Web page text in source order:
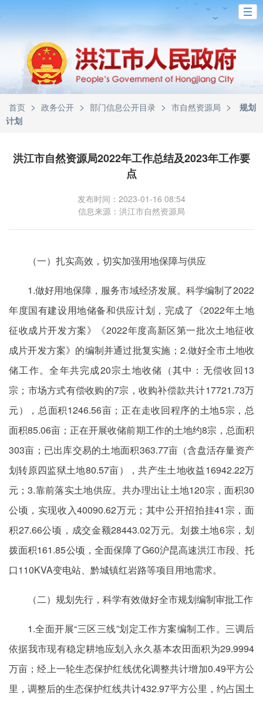
首页 > 政务公开 > 部门信息公开目录 > 市自然资源局 >
规划
计划
洪江市自然资源局2022年工作总结及2023年工作要
点
发布时间：2023-01-16 08:54
信息来源：洪江市自然资源局
（一）扎实高效，切实加强用地保障与供应
1.做好用地保障，服务市域经济发展。科学编制了2022
年度国有建设用地储备和供应计划，完成了《2022年土地
征收成片开发方案》《2022年度高新区第一批次土地征收
成片开发方案》的编制并通过批复实施；2.做好全市土地收
储工作。全年共完成20宗土地收储（其中：无偿收回13
宗；市场方式有偿收购的7宗，收购补偿款共计17721.73万
元），总面积1246.56亩；正在走收回程序的土地5宗，总
面积85.06亩；正在开展收储前期工作的土地约8宗，总面积
303亩；已出库交易的土地面积363.77亩（含盘活存量资产
划转原四监狱土地80.57亩），共产生土地收益16942.22万
元；3.靠前落实土地供应。共办理出让土地120宗，面积30
公顷，实现收入40090.62万元；其中公开招拍挂41宗，面
积27.66公顷，成交金额28443.02万元。划拨土地6宗，划
拨面积161.85公顷，全面保障了G60沪昆高速洪江市段、托
口110KVA变电站、黔城镇红岩路等项目用地需求。
（二）规划先行，科学有效做好全市规划编制审批工作
1.全面开展“三区三线”划定工作方案编制工作。三调后
依据我市现有稳定耕地应划入永久基本农田面积为29.9994
万亩；经上一轮生态保护红线优化调整共计增加0.49平方公
里，调整后的生态保护红线共计432.97平方公里，约占国土